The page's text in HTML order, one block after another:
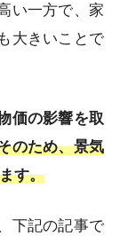
い一方で、家
大きいことで
価の影響を取
のため、景気
す。
下記の記事で